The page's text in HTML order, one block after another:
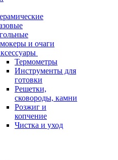
и очаги
Термометры
Инструменты для
готовки
Решетки,
сковороды, камни
Розжиг и
копчение
Чистка и уход